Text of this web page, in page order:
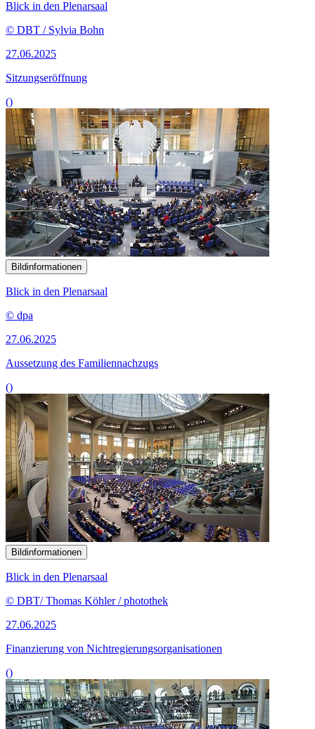
Blick in den Plenarsaal
© DBT / Sylvia Bohn
27.06.2025
Sitzungseröffnung
()
Bildinformationen
Blick in den Plenarsaal
© dpa
27.06.2025
Aussetzung des Familiennachzugs
()
Bildinformationen
Blick in den Plenarsaal
© DBT/ Thomas Köhler / photothek
27.06.2025
Finanzierung von Nichtregierungsorganisationen
()